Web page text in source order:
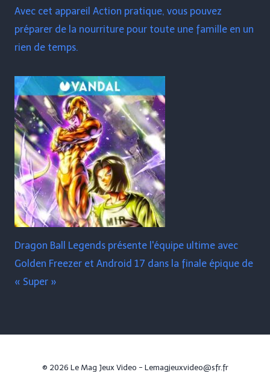
Avec cet appareil Action pratique, vous pouvez
préparer de la nourriture pour toute une famille en un
rien de temps.
Dragon Ball Legends présente l'équipe ultime avec
Golden Freezer et Android 17 dans la finale épique de
« Super »
© 2026 Le Mag Jeux Video - Lemagjeuxvideo@sfr.fr